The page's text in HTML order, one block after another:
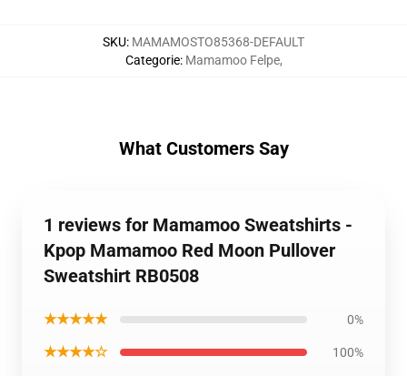
SKU: MAMAMOSTO85368-DEFAULT
Categorie: Mamamoo Felpe,
What Customers Say
1 reviews for Mamamoo Sweatshirts -
Kpop Mamamoo Red Moon Pullover
Sweatshirt RB0508
★★★★★ 0%
★★★★☆ 100%